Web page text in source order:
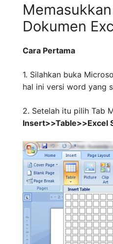
Dokumen
Cara Pertama
1. Silahkan buka
hal ini versi word yang
2. Setelah itu pilih Tab
Insert>>Table>>Excel